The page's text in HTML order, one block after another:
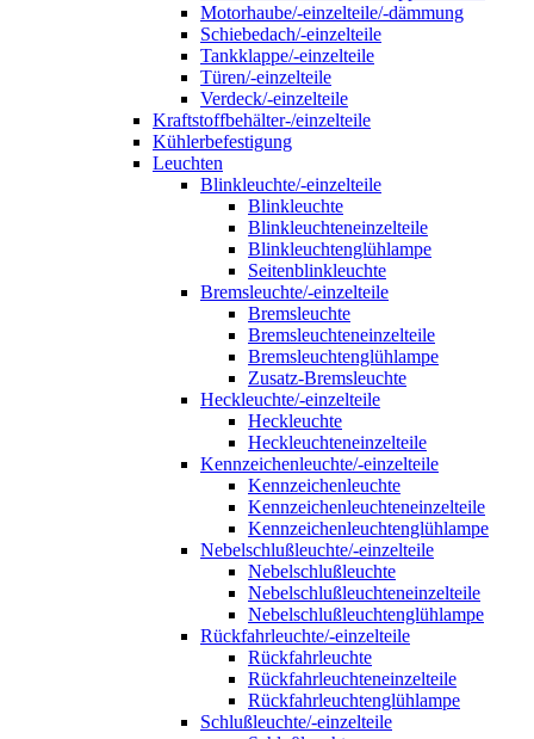
Motorhaube/-einzelteile/-dämmung
Schiebedach/-einzelteile
Tankklappe/-einzelteile
Türen/-einzelteile
Verdeck/-einzelteile
Kraftstoffbehälter-/einzelteile
Kühlerbefestigung
Leuchten
Blinkleuchte/-einzelteile
Blinkleuchte
Blinkleuchteneinzelteile
Blinkleuchtenglühlampe
Seitenblinkleuchte
Bremsleuchte/-einzelteile
Bremsleuchte
Bremsleuchteneinzelteile
Bremsleuchtenglühlampe
Zusatz-Bremsleuchte
Heckleuchte/-einzelteile
Heckleuchte
Heckleuchteneinzelteile
Kennzeichenleuchte/-einzelteile
Kennzeichenleuchte
Kennzeichenleuchteneinzelteile
Kennzeichenleuchtenglühlampe
Nebelschlußleuchte/-einzelteile
Nebelschlußleuchte
Nebelschlußleuchteneinzelteile
Nebelschlußleuchtenglühlampe
Rückfahrleuchte/-einzelteile
Rückfahrleuchte
Rückfahrleuchteneinzelteile
Rückfahrleuchtenglühlampe
Schlußleuchte/-einzelteile